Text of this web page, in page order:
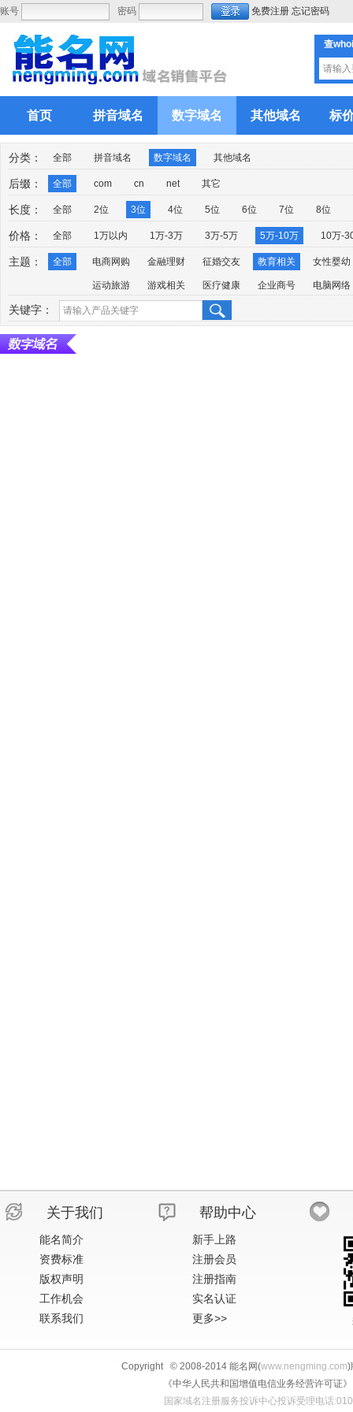
账号 密码 免费注册 忘记密码
查
首页 拼音域名 数字域名 其他域名 标
分类： 全部 拼音域名 数字域名 其他域名
后缀： 全部 com cn net 其它
长度： 全部 2位 3位 4位 5位 6位 7位 8位
价格： 全部 1万以内 1万-3万 3万-5万 5万-10万 10万-
主题： 全部 电商网购 金融理财 征婚交友 教育相关 女性婴幼
运动旅游 游戏相关 医疗健康 企业商号 电脑网络
关键字：
关于我们
能名简介
资费标准
版权声明
工作机会
联系我们
帮助中心
新手上路
注册会员
注册指南
实名认证
更多>>
Copyright © 2008-2014 能名网(www.nengming.com)
《中华人民共和国增值电信业务经营许可
国家域名注册服务投诉中心投诉受理电话